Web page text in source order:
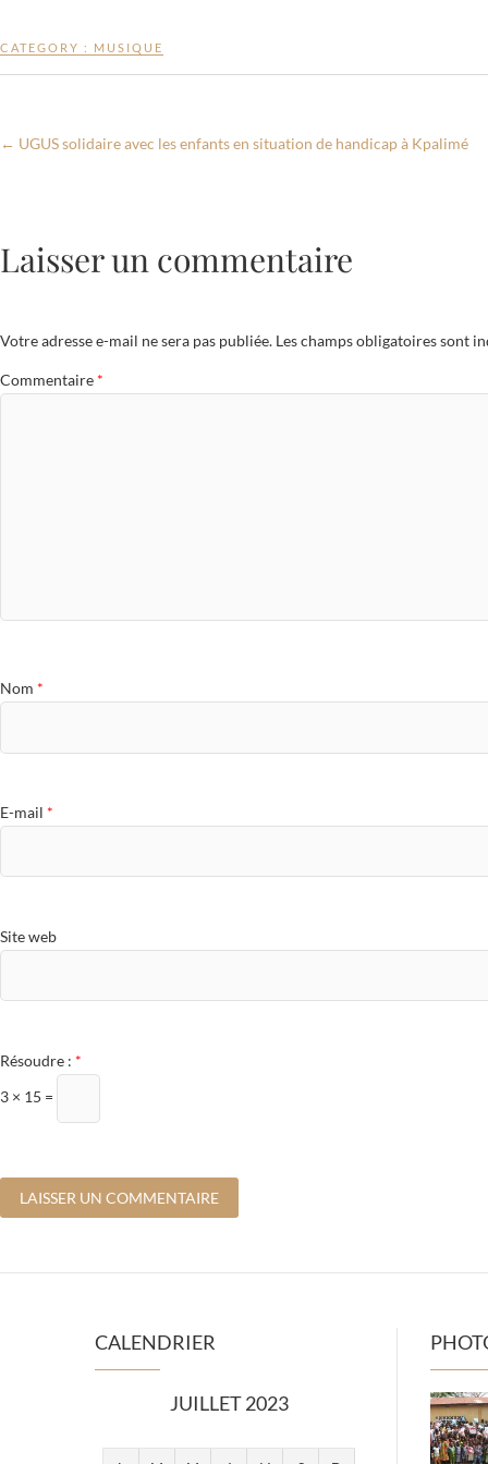
e
b
o
itt
er
ail
s
p
g
CATEGORY : MUSIQUE
← UGUS solidaire avec les enfants en situation de handicap à Kpalimé
Laisser un commentaire
Votre adresse e-mail ne sera pas publiée. Les champs obligatoires sont
Commentaire *
Nom *
E-mail *
Site web
Résoudre : *
3 × 15 =
CALENDRIER
JUILLET 2023